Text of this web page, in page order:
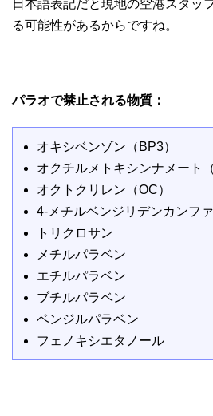
日本語表記だと現地の空港スタッ
る可能性があるからですね。
パラオで禁止される物質：
オキシベンゾン（BP3）
オクチルメトキシンナメート
オクトクリレン（OC）
4-メチルベンジリデンカンフ
トリクロサン
メチルパラベン
エチルパラベン
ブチルパラベン
ベンジルパラベン
フェノキシエタノール